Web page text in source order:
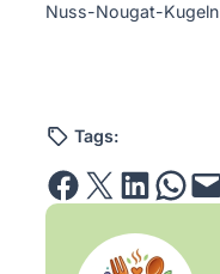
Nuss-Nougat-Kugeln
Tags:
Share on Facebook Email this Page Share on LinkedIn Share on WhatsApp Email this Page